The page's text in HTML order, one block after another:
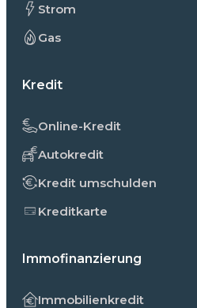
Strom
Gas
Kredit
Online-Kredit
Autokredit
Kredit umschulden
Kreditkarte
Immofinanzierung
Immobilienkredit